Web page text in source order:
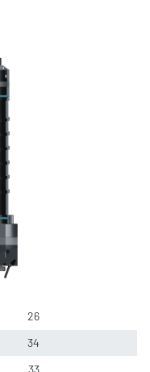
26
34
33